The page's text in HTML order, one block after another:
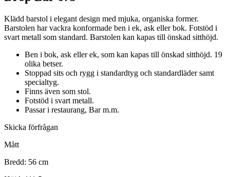
Klädd barstol i elegant design med mjuka, organiska former.
Barstolen har vackra konformade ben i ek, ask eller bok. Fotstöd i
svart metall som standard. Barstolen kan kapas till önskad sitthöjd.
Ben i bok, ask eller ek, som kan kapas till önskad sitthöjd. 19
olika betser.
Stoppad sits och rygg i standardtyg och standardläder samt
specialtyg.
Finns även som stol.
Fotstöd i svart metall.
Passar i restaurang, Bar m.m.
Skicka förfrågan
Mått
Bredd: 56 cm